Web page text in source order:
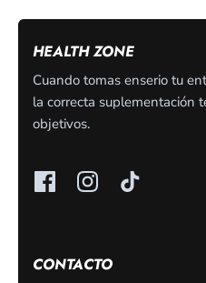
HEALTH ZONE
Cuando tomas enserio tu
la correcta suplementación
objetivos.
CONTACTO